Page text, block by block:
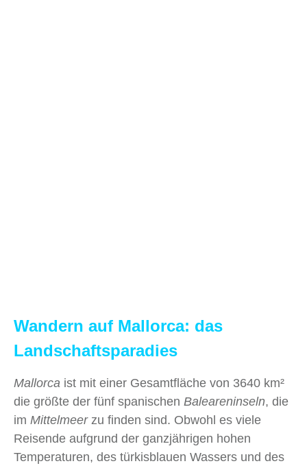
Wandern auf Mallorca: das
Landschaftsparadies
Mallorca ist mit einer Gesamtfläche von 3640 km²
die größte der fünf spanischen Baleareninseln, die
im Mittelmeerzu finden sind. Obwohl es viele
Reisende aufgrund der ganzjährigen hohen
Temperaturen, des türkisblauen Wassers und des